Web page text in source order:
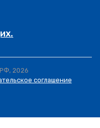
2026
соглашение